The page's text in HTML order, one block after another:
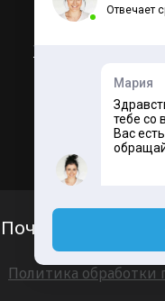
Почта
2024 ©
Image». Все
Услуги
Политика
Отвечает
Мария
тебе со
Вас